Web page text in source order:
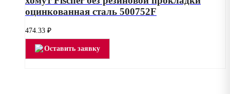
оцинкованная сталь 500752F
474.33 ₽
Оставить заявку